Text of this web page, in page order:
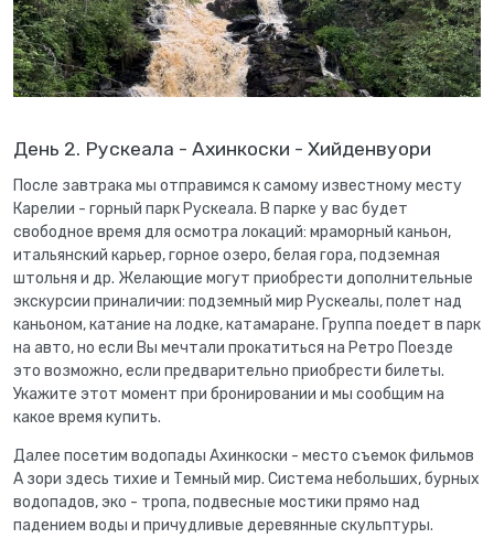
День 2. Рускеала - Ахинкоски - Хийденвуори
После завтрака мы отправимся к самому известному месту
Карелии - горный парк Рускеала. В парке у вас будет
свободное время для осмотра локаций: мраморный каньон,
итальянский карьер, горное озеро, белая гора, подземная
штольня и др. Желающие могут приобрести дополнительные
экскурсии приналичии: подземный мир Рускеалы, полет над
каньоном, катание на лодке, катамаране. Группа поедет в парк
на авто, но если Вы мечтали прокатиться на Ретро Поезде
это возможно, если предварительно приобрести билеты.
Укажите этот момент при бронировании и мы сообщим на
какое время купить.
Далее посетим водопады Ахинкоски - место съемок фильмов
А зори здесь тихие и Темный мир. Система небольших, бурных
водопадов, эко - тропа, подвесные мостики прямо над
падением воды и причудливые деревянные скульптуры.